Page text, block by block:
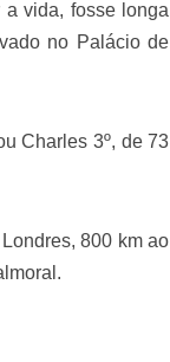
a vida, fosse longa
no Palácio de
Charles 3º, de 73
800 km ao